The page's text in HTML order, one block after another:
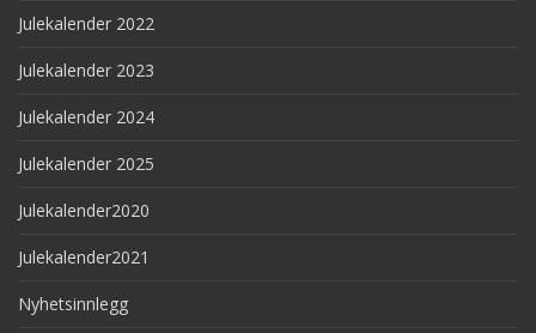
Julekalender 2022
Julekalender 2023
Julekalender 2024
Julekalender 2025
Julekalender2020
Julekalender2021
Nyhetsinnlegg